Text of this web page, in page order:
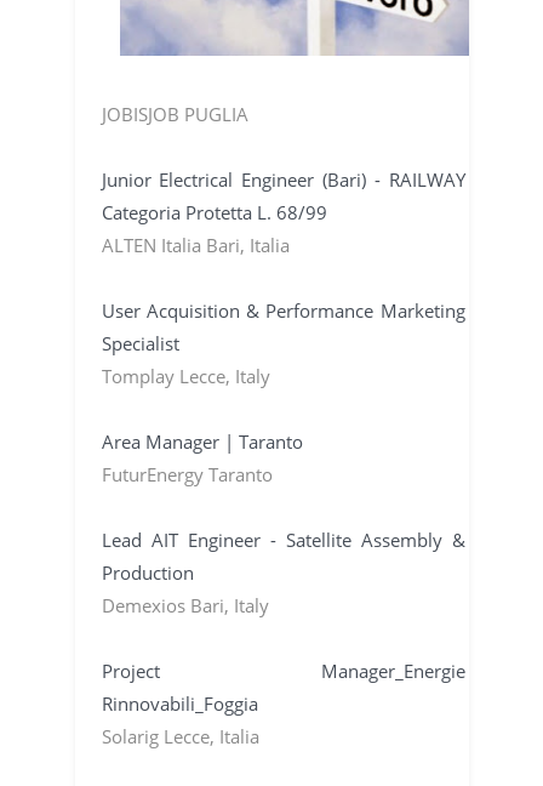
JOBISJOB PUGLIA
Junior Electrical Engineer (Bari) - RAILWAY
Categoria Protetta L. 68/99
ALTEN Italia Bari, Italia
User Acquisition & Performance Marketing
Specialist
Tomplay Lecce, Italy
Area Manager | Taranto
FuturEnergy Taranto
Lead AIT Engineer - Satellite Assembly &
Production
Demexios Bari, Italy
Project Manager_Energie
Rinnovabili_Foggia
Solarig Lecce, Italia